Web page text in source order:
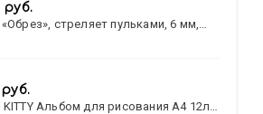
руб.
стреляет пульками, 6 мм,
руб.
KITTY Альбом для рисования А4 12л.